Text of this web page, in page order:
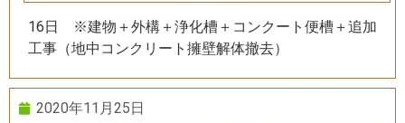
16日 ※建物＋外構＋浄化槽＋コンクート便槽＋追加
工事（地中コンクリート擁壁解体撤去）
2020年11月25日